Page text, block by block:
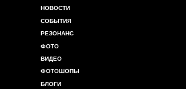
НОВОСТИ
СОБЫТИЯ
РЕЗОНАНС
ФОТО
ВИДЕО
ФОТОШОПЫ
БЛОГИ